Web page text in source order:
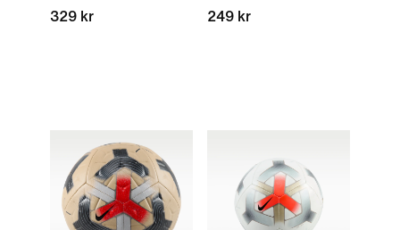
329 kr
249 kr